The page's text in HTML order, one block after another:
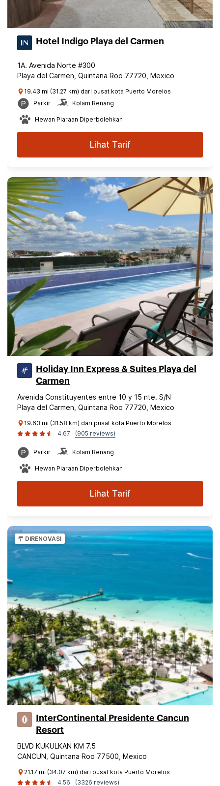
Hotel Indigo Playa del Carmen
1A. Avenida Norte #300
Playa del Carmen, Quintana Roo 77720, Mexico
19.43 mi (31.27 km) dari pusat kota Puerto Morelos
Parkir
Kolam Renang
Hewan Piaraan Diperbolehkan
Lihat Tarif
Holiday Inn Express & Suites Playa del
Carmen
Avenida Constituyentes entre 10 y 15 nte. S/N
Playa del Carmen, Quintana Roo 77720, Mexico
19.63 mi (31.58 km) dari pusat kota Puerto Morelos
4.67
(905 reviews)
Parkir Kolam Renang
Hewan Piaraan Diperbolehkan
Lihat Tarif
DIRENOVASI
InterContinental Presidente Cancun
Resort
BLVD KUKULKAN KM 7.5
CANCUN, Quintana Roo 77500, Mexico
21.17 mi (34.07 km) dari pusat kota Puerto Morelos
4.56
(3326 reviews)